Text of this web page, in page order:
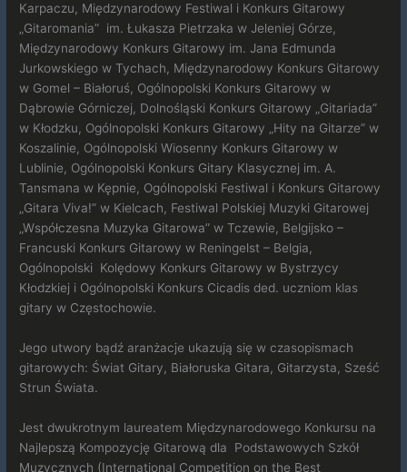
Karpaczu, Międzynarodowy Festiwal i Konkurs Gitarowy
„Gitaromania” im. Łukasza Pietrzaka w Jeleniej Górze,
Międzynarodowy Konkurs Gitarowy im. Jana Edmunda
Jurkowskiego w Tychach, Międzynarodowy Konkurs Gitarowy
w Gomel – Białoruś, Ogólnopolski Konkurs Gitarowy w
Dąbrowie Górniczej, Dolnośląski Konkurs Gitarowy „Gitariada”
w Kłodzku, Ogólnopolski Konkurs Gitarowy „Hity na Gitarze” w
Koszalinie, Ogólnopolski Wiosenny Konkurs Gitarowy w
Lublinie, Ogólnopolski Konkurs Gitary Klasycznej im. A.
Tansmana w Kępnie, Ogólnopolski Festiwal i Konkurs Gitarowy
„Gitara Viva!” w Kielcach, Festiwal Polskiej Muzyki Gitarowej
„Współczesna Muzyka Gitarowa” w Tczewie, Belgijsko –
Francuski Konkurs Gitarowy w Reningelst – Belgia,
Ogólnopolski Kolędowy Konkurs Gitarowy w Bystrzycy
Kłodzkiej i Ogólnopolski Konkurs Cicadis ded. uczniom klas
gitary w Częstochowie.
Jego utwory bądź aranżacje ukazują się w czasopismach
gitarowych: Świat Gitary, Białoruska Gitara, Gitarzysta, Sześć
Strun Świata.
Jest dwukrotnym laureatem Międzynarodowego Konkursu na
Najlepszą Kompozycję Gitarową dla Podstawowych Szkół
Muzycznych (International Competition on the Best